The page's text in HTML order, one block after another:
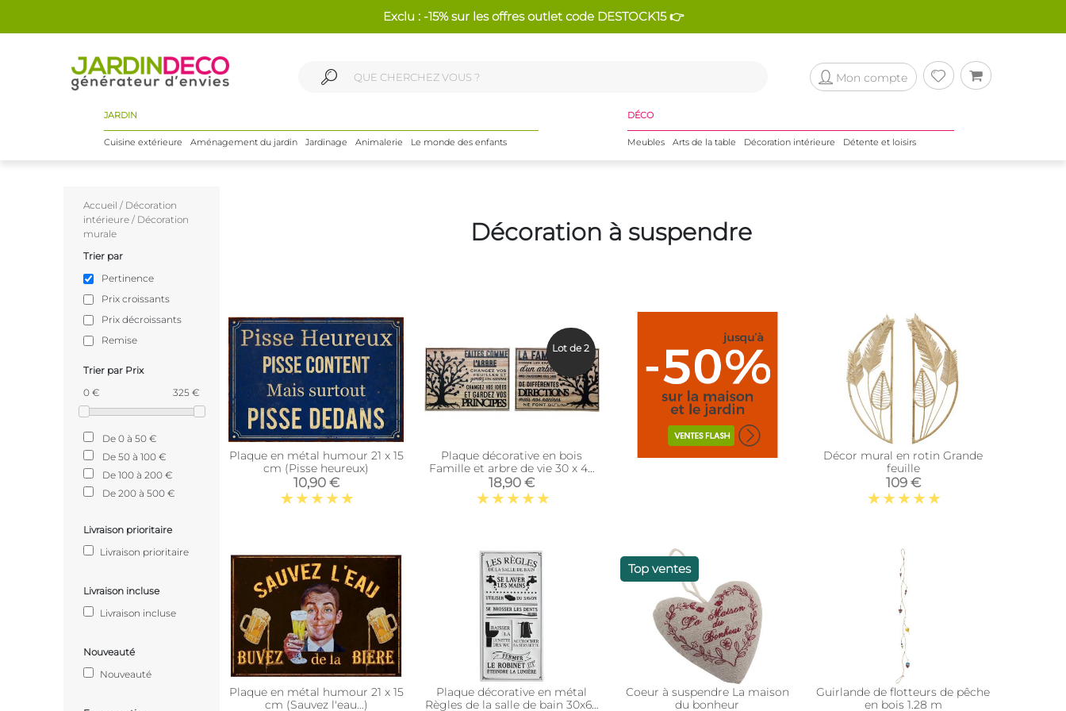
Exclu : -15% sur les offres outlet code DESTOCK15 👉
Mon compte
JARDIN
Cuisine extérieure Aménagement du jardin Jardinage Animalerie Le monde des enfants
DÉCO
Meubles Arts de la table Décoration intérieure Détente et loisirs
Accueil / Décoration
intérieure / Décoration
murale
Trier par
Pertinence
Prix croissants
Prix décroissants
Remise
Trier par Prix
0 €
325 €
De 0 à 50 €
De 50 à 100 €
De 100 à 200 €
De 200 à 500 €
Livraison prioritaire
Livraison prioritaire
Livraison incluse
Livraison incluse
Nouveauté
Nouveauté
Décoration à suspendre
Plaque en métal humour 21 x 15
cm (Pisse heureux)
10,90 €
Plaque décorative en bois
Famille et arbre de vie 30 x 40
cm (Lot de 2)
18,90 €
Lot de 2
Décor mural en rotin Grande
feuille
109 €
Plaque en métal humour 21 x 15
cm (Sauvez l'eau…)
Plaque décorative en métal
Règles de la salle de bain 30x60
Top ventes
Coeur à suspendre La maison
du bonheur
Guirlande de flotteurs de pêche
en bois 1.28 m